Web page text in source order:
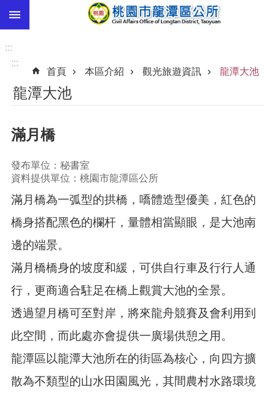
跳到主要內容區塊
進
階
本
介
紹
訊
息
公
活
民
資
訊
機
:::
:::
首頁
本區介紹 觀光旅遊資訊 龍潭大池
龍潭大池
滿月橋
發布單位：秘書室
資料提供單位：桃園市龍潭區公所
滿月橋為一弧型的拱橋，嘺體造型優美，紅色的
橋身搭配黑色的欄杆，量體相當顯眼，是大池南
邊的端景。
滿月橋橋身的坡度和緩，可供自行車及行行人通
行，更商適合駐足在橋上觀賞大池的全景。
透過望月橋可至對岸，將來龍舟競賽及會利用到
此空間，而此處亦會提供一廣場供憩之用。
龍潭區以龍潭大池所在的街區為核心，向四方擴
散為不類型的山水田園風光，其間農村水路環境